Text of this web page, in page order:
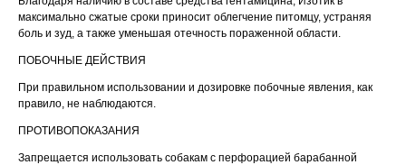
максимально сжатые сроки приносит облегчение питомцу, устраняя
боль и зуд, а также уменьшая отечность пораженной области.
ПОБОЧНЫЕ ДЕЙСТВИЯ
При правильном использовании и дозировке побочные явления, как
правило, не наблюдаются.
ПРОТИВОПОКАЗАНИЯ
Запрещается использовать собакам с перфорацией барабанной
Данный сайт носит информационный характер и
Согласие на обработку перс. данных
+7 (3452) 57-54-36Заказать звонок